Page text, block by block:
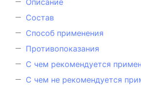
Состав
Способ применения
Противопоказания
С чем рекомендуется
С чем не рекомендуется